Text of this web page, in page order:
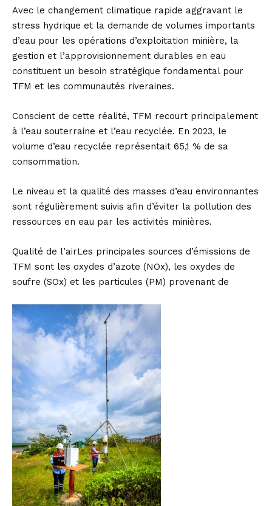
Avec le changement climatique rapide aggravant le
stress hydrique et la demande de volumes importants
d’eau pour les opérations d’exploitation minière, la
gestion et l’approvisionnement durables en eau
constituent un besoin stratégique fondamental pour
TFM et les communautés riveraines.
Conscient de cette réalité, TFM recourt principalement
à l’eau souterraine et l’eau recyclée. En 2023, le
volume d’eau recyclée représentait 65,1 % de sa
consommation.
Le niveau et la qualité des masses d’eau environnantes
sont régulièrement suivis afin d’éviter la pollution des
ressources en eau par les activités minières.
Qualité de l’airLes principales sources d’émissions de
TFM sont les oxydes d’azote (NOx), les oxydes de
soufre (SOx) et les particules (PM) provenant de